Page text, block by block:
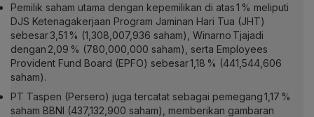
Pemilik saham utama dengan kepemilikan di atas 1 % meliputi
DJS Ketenagakerjaan Program Jaminan Hari Tua (JHT)
sebesar 3,51 % (1,308,007,936 saham), Winarno Tjajadi
dengan 2,09 % (780,000,000 saham), serta Employees
Provident Fund Board (EPFO) sebesar 1,18 % (441,544,606
saham).
PT Taspen (Persero) juga tercatat sebagai pemegang 1,17 %
saham BBNI (437,132,900 saham), memberikan gambaran